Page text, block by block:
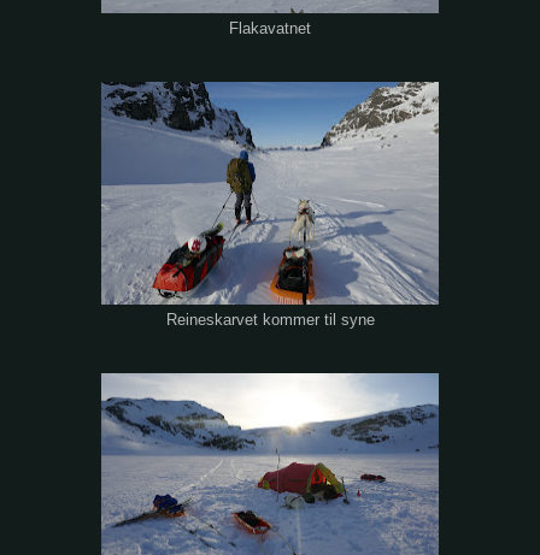
Flakavatnet
Reineskarvet kommer til syne